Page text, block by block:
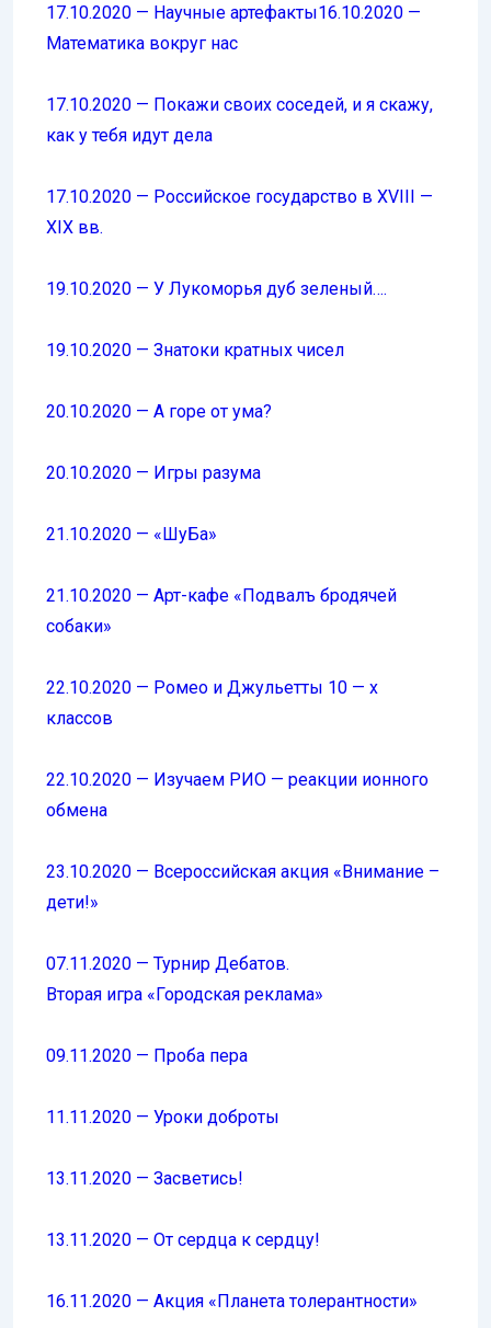
17.10.2020 — Научные артефакты16.10.2020 —
Математика вокруг нас
17.10.2020 — Покажи своих соседей, и я скажу,
как у тебя идут дела
17.10.2020 — Российское государство в XVIII —
XIX вв.
19.10.2020 — У Лукоморья дуб зеленый….
19.10.2020 — Знатоки кратных чисел
20.10.2020 — А горе от ума?
20.10.2020 — Игры разума
21.10.2020 — «ШуБа»
21.10.2020 — Арт-кафе «Подвалъ бродячей
собаки»
22.10.2020 — Ромео и Джульетты 10 — х
классов
22.10.2020 — Изучаем РИО — реакции ионного
обмена
23.10.2020 — Всероссийская акция «Внимание –
дети!»
07.11.2020 — Турнир Дебатов.
Вторая игра «Городская реклама»
09.11.2020 — Проба пера
11.11.2020 — Уроки доброты
13.11.2020 — Засветись!
13.11.2020 — От сердца к сердцу!
16.11.2020 — Акция «Планета толерантности»